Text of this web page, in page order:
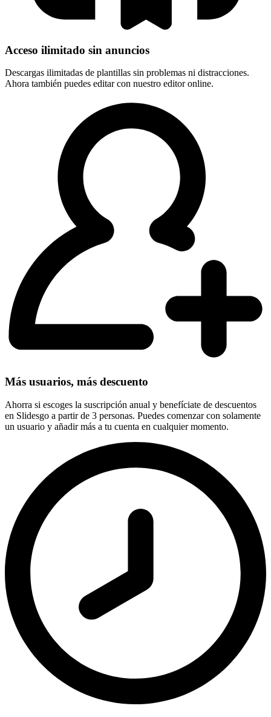
Acceso ilimitado sin anuncios
Descargas ilimitadas de plantillas sin problemas ni distracciones.
Ahora también puedes editar con nuestro editor online.
Más usuarios, más descuento
Ahorra si escoges la suscripción anual y benefíciate de descuentos
en Slidesgo a partir de 3 personas. Puedes comenzar con solamente
un usuario y añadir más a tu cuenta en cualquier momento.